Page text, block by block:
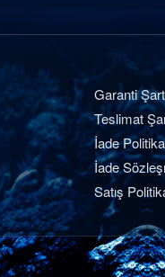
Garanti
Teslimat
İade
İade
Satış